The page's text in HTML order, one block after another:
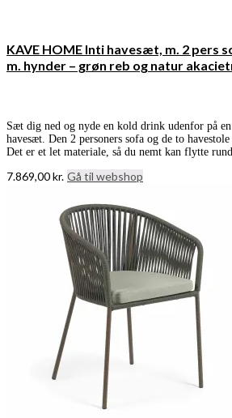
KAVE HOME Inti havesæt, m. 2 pers
m. hynder – grøn reb og natur
Sæt dig ned og nyde en kold drink udenfor på
havesæt. Den 2 personers sofa og de to
Det er et let materiale, så du nemt kan flytte
7.869,00kr. Gå til webshop